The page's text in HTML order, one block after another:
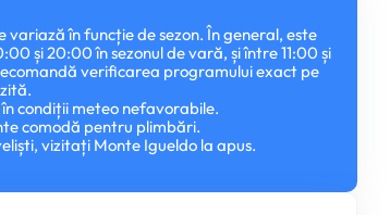
în funcție de sezon. În general, este
și 20:00 în sezonul de vară, și între 11:00 și
verificarea programului exact pe
condiții meteo nefavorabile.
comodă pentru plimbări.
vizitați Monte Igueldo la apus.